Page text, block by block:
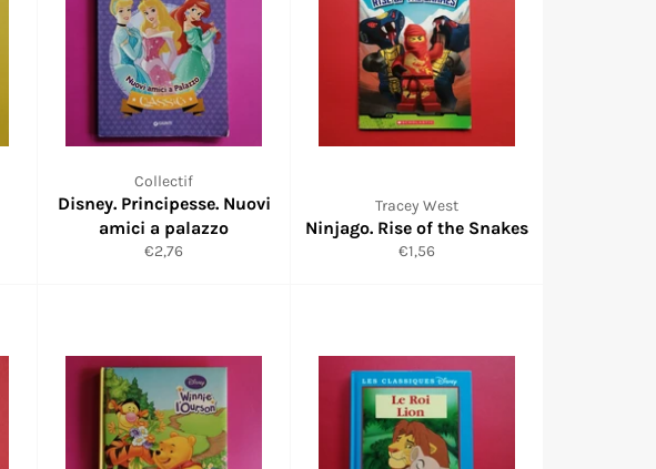
Collectif
Disney. Principesse. Nuovi
amici a palazzo
Prix
€2,76
Tracey West
Ninjago. Rise of the Snakes
Prix
€1,56